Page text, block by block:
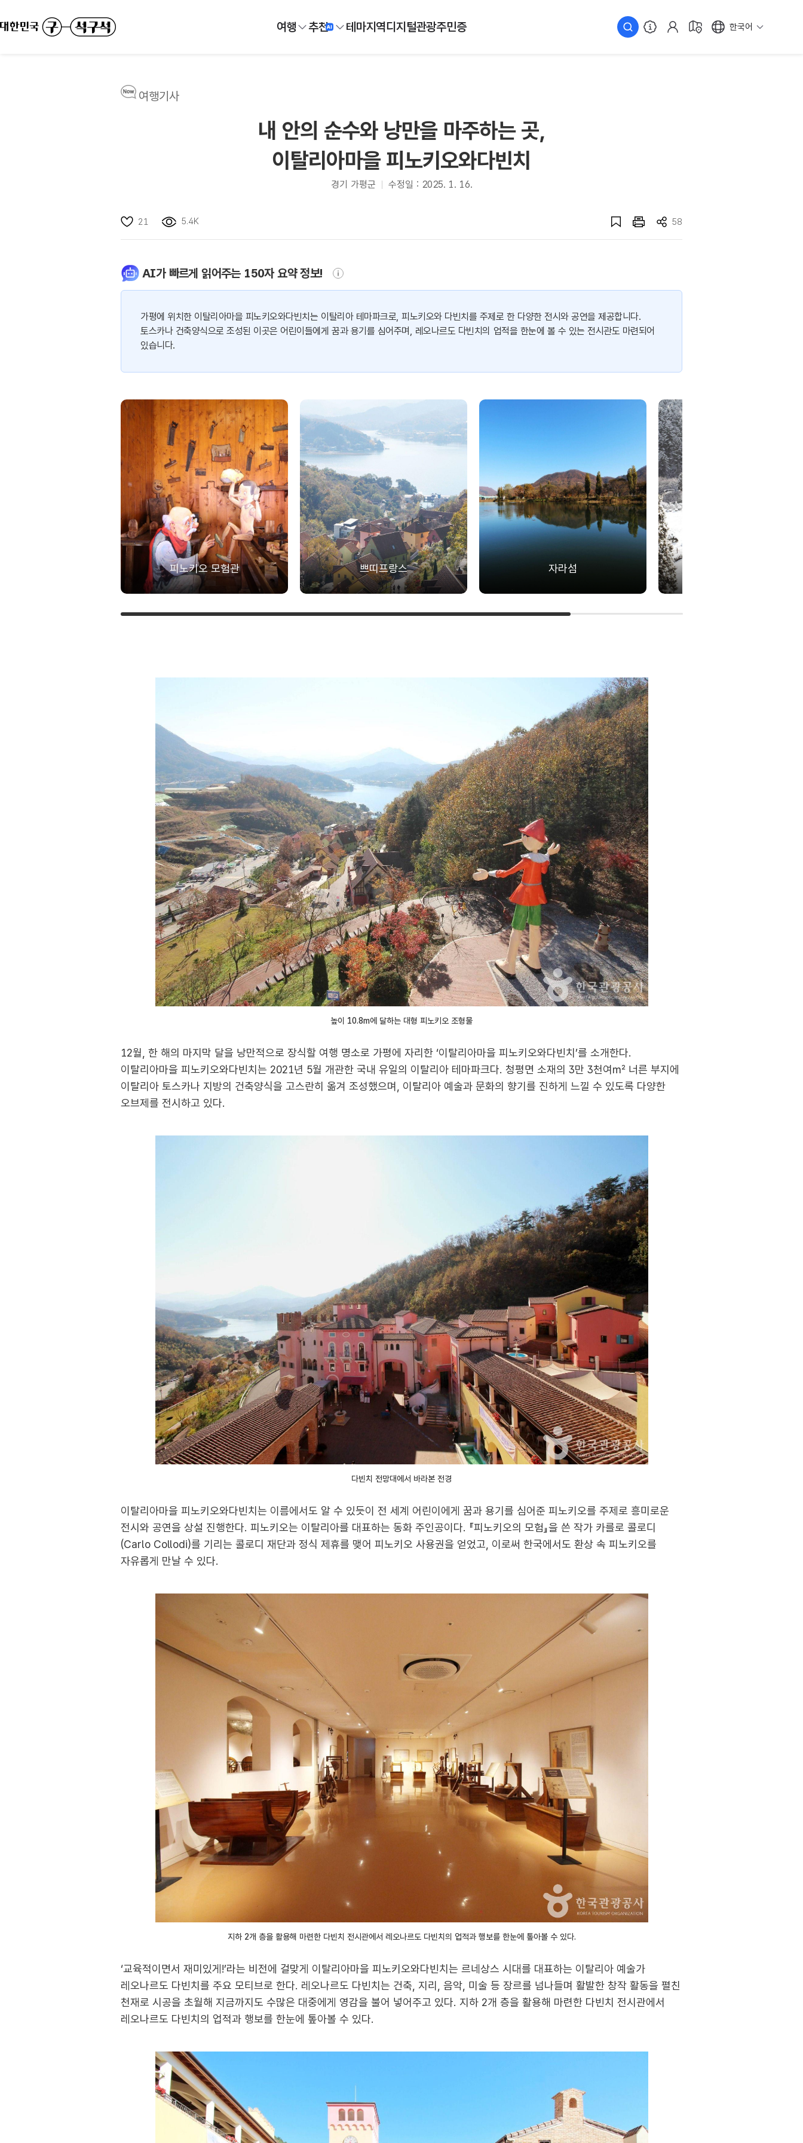
여행 추천 테마지역디지털관광주민증 한국어
여행기사
내 안의 순수와 낭만을 마주하는 곳,
이탈리아마을 피노키오와다빈치
경기 가평군 수정일 : 2025. 1. 16.
21 5.4K 58
AI가 빠르게 읽어주는 150자 요약 정보!
가평에 위치한 이탈리아마을 피노키오와다빈치는 이탈리아 테마파크로, 피노키오와 다빈치를 주제로 한 다양한 전시와 공연을 제공합니다.
토스카나 건축양식으로 조성된 이곳은 어린이들에게 꿈과 용기를 심어주며, 레오나르도 다빈치의 업적을 한눈에 볼 수 있는 전시관도 마련되어
있습니다.
피노키오 모험관 쁘띠프랑스 자라섬
높이 10.8m에 달하는 대형 피노키오 조형물
12월, 한 해의 마지막 달을 낭만적으로 장식할 여행 명소로 가평에 자리한 ‘이탈리아마을 피노키오와다빈치’를 소개한다.
이탈리아마을 피노키오와다빈치는 2021년 5월 개관한 국내 유일의 이탈리아 테마파크다. 청평면 소재의 3만 3천여㎡ 너른 부지에
이탈리아 토스카나 지방의 건축양식을 고스란히 옮겨 조성했으며, 이탈리아 예술과 문화의 향기를 진하게 느낄 수 있도록 다양한
오브제를 전시하고 있다.
다빈치 전망대에서 바라본 전경
이탈리아마을 피노키오와다빈치는 이름에서도 알 수 있듯이 전 세계 어린이에게 꿈과 용기를 심어준 피노키오를 주제로 흥미로운
전시와 공연을 상설 진행한다. 피노키오는 이탈리아를 대표하는 동화 주인공이다. 『피노키오의 모험』을 쓴 작가 카를로 콜로디
(Carlo Collodi)를 기리는 콜로디 재단과 정식 제휴를 맺어 피노키오 사용권을 얻었고, 이로써 한국에서도 환상 속 피노키오를
자유롭게 만날 수 있다.
지하 2개 층을 활용해 마련한 다빈치 전시관에서 레오나르도 다빈치의 업적과 행보를 한눈에 톺아볼 수 있다.
‘교육적이면서 재미있게!’라는 비전에 걸맞게 이탈리아마을 피노키오와다빈치는 르네상스 시대를 대표하는 이탈리아 예술가
레오나르도 다빈치를 주요 모티브로 한다. 레오나르도 다빈치는 건축, 지리, 음악, 미술 등 장르를 넘나들며 활발한 창작 활동을 펼친
천재로 시공을 초월해 지금까지도 수많은 대중에게 영감을 불어 넣어주고 있다. 지하 2개 층을 활용해 마련한 다빈치 전시관에서
레오나르도 다빈치의 업적과 행보를 한눈에 톺아볼 수 있다.